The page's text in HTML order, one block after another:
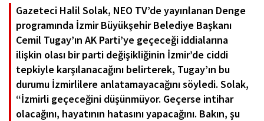
Gazeteci Halil Solak, NEO TV’de yayınlanan Denge
programında İzmir Büyükşehir Belediye Başkanı
Cemil Tugay’ın AK Parti’ye geçeceği iddialarına
ilişkin olası bir parti değişikliğinin İzmir’de ciddi
tepkiyle karşılanacağını belirterek, Tugay’ın bu
durumu İzmirlilere anlatamayacağını söyledi. Solak,
“İzmirli geçeceğini düşünmüyor. Geçerse intihar
olacağını, hayatının hatasını yapacağını. Bakın, şu